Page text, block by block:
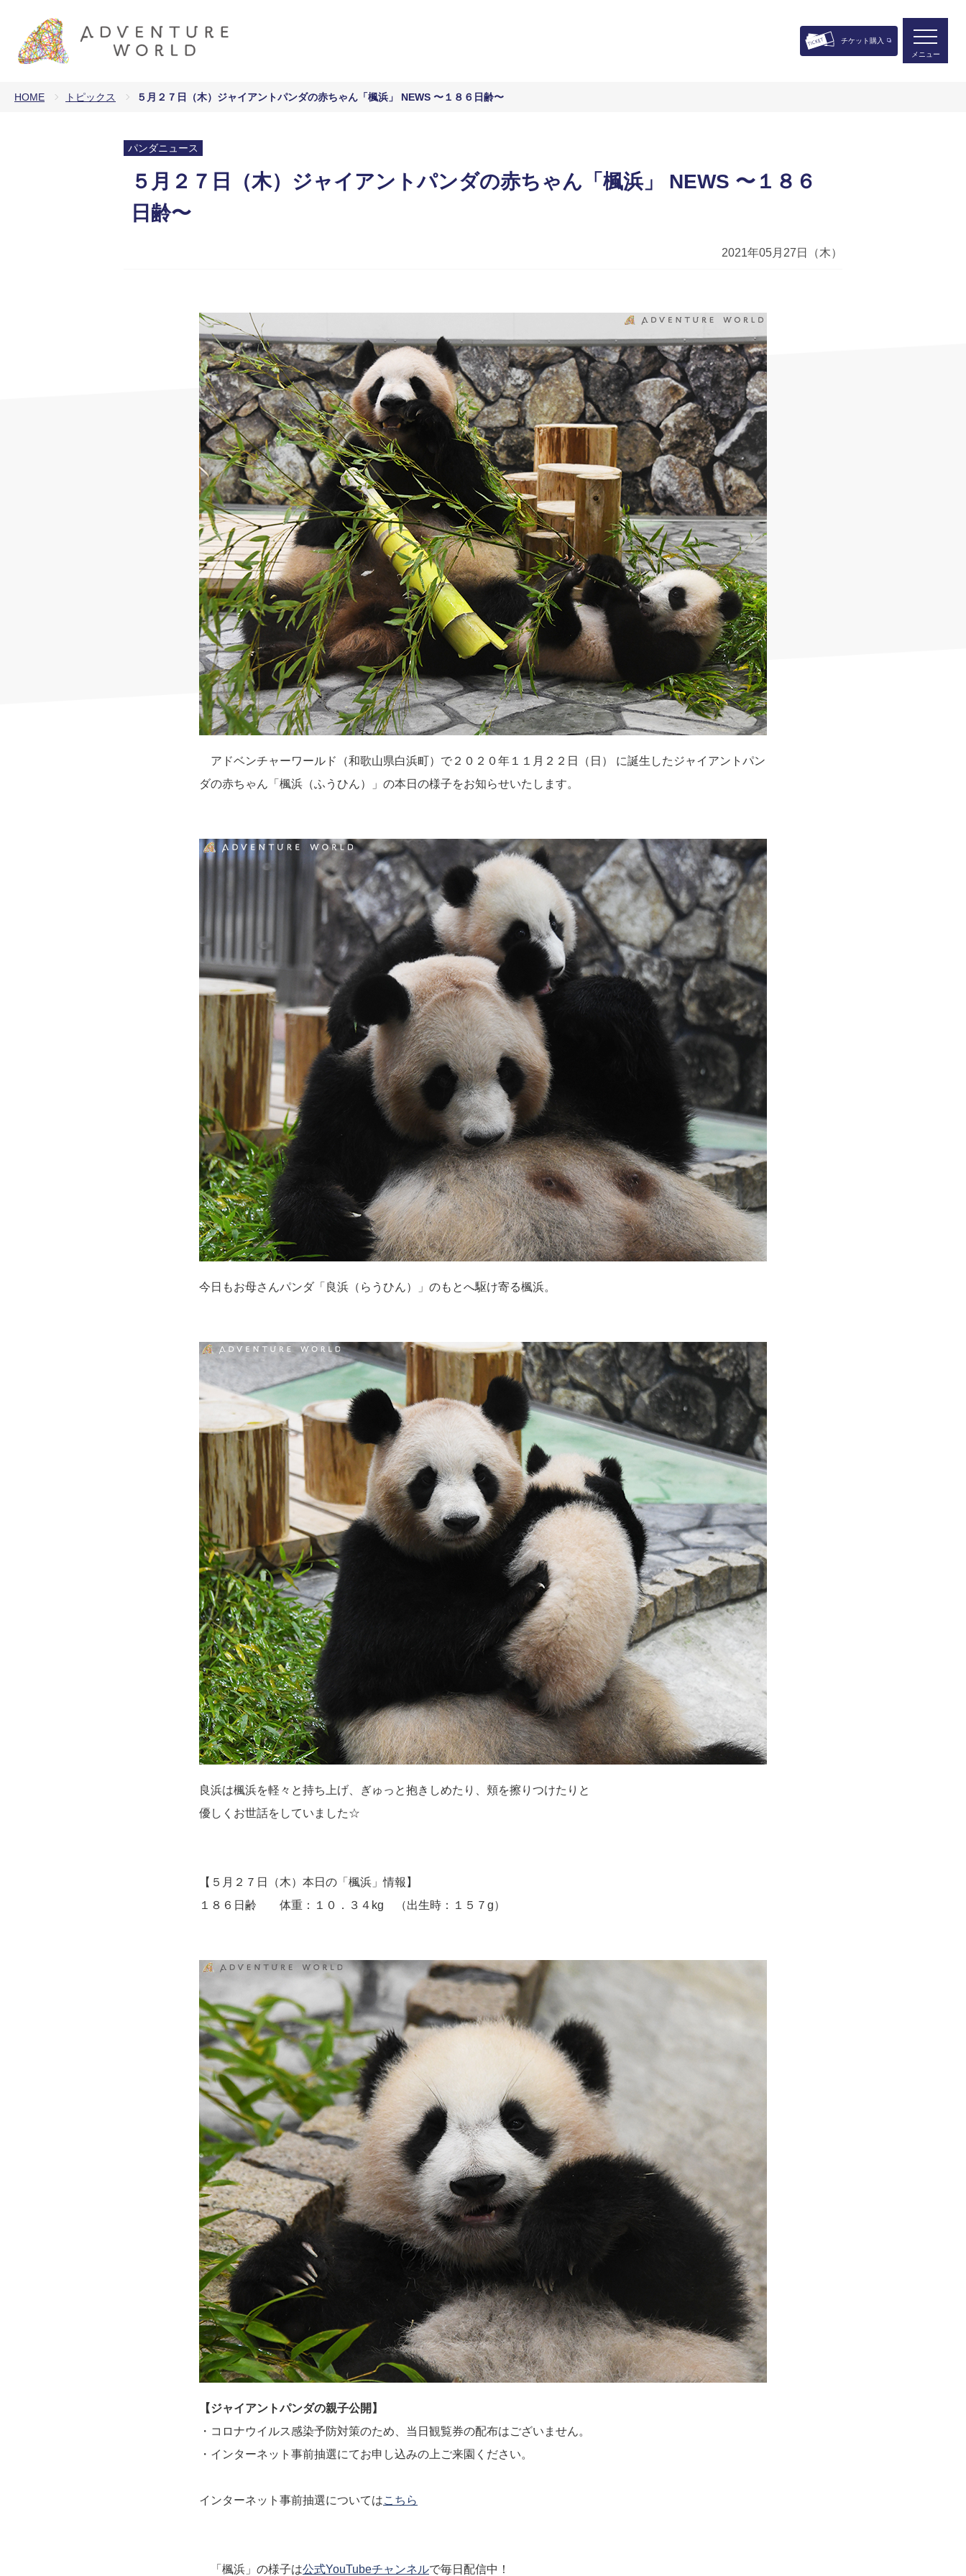
チケット購入
メニュー
HOME トピックス ５月２７日（木）ジャイアントパンダの赤ちゃん「楓浜」 NEWS 〜１８６日齢〜
パンダニュース
５月２７日（木）ジャイアントパンダの赤ちゃん「楓浜」 NEWS 〜１８６
日齢〜
2021年05月27日（木）
アドベンチャーワールド（和歌山県白浜町）で２０２０年１１月２２日（日） に誕生したジャイアントパン
ダの赤ちゃん「楓浜（ふうひん）」の本日の様子をお知らせいたします。
今日もお母さんパンダ「良浜（らうひん）」のもとへ駆け寄る楓浜。
良浜は楓浜を軽々と持ち上げ、ぎゅっと抱きしめたり、頬を擦りつけたりと
優しくお世話をしていました☆
【５月２７日（木）本日の「楓浜」情報】
１８６日齢 体重：１０．３４kg （出生時：１５７g）
【ジャイアントパンダの親子公開】
・コロナウイルス感染予防対策のため、当日観覧券の配布はございません。
・インターネット事前抽選にてお申し込みの上ご来園ください。
インターネット事前抽選についてはこちら
「楓浜」の様子は公式YouTubeチャンネルで毎日配信中！